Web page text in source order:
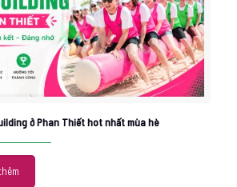
ở Phan Thiết hot nhất mùa hè